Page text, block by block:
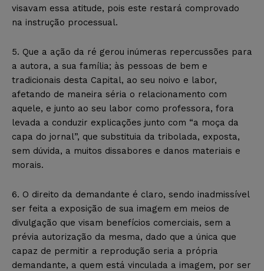
visavam essa atitude, pois este restará comprovado
na instrução processual.
5. Que a ação da ré gerou inúmeras repercussões para
a autora, a sua família; às pessoas de bem e
tradicionais desta Capital, ao seu noivo e labor,
afetando de maneira séria o relacionamento com
aquele, e junto ao seu labor como professora, fora
levada a conduzir explicações junto com “a moça da
capa do jornal”, que substituia da tribolada, exposta,
sem dúvida, a muitos dissabores e danos materiais e
morais.
6. O direito da demandante é claro, sendo inadmissível
ser feita a exposição de sua imagem em meios de
divulgação que visam benefícios comerciais, sem a
prévia autorização da mesma, dado que a única que
capaz de permitir a reprodução seria a própria
demandante, a quem está vinculada a imagem, por ser